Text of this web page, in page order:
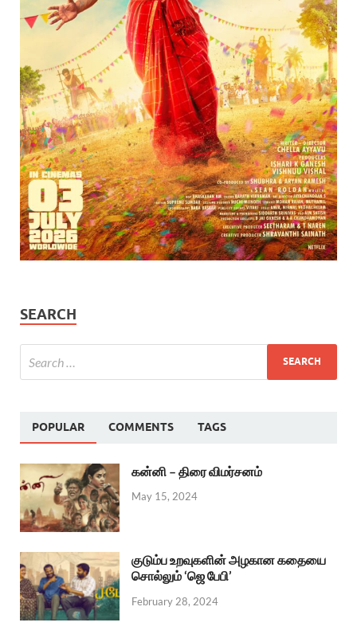
SEARCH
POPULAR COMMENTS TAGS
கன்னி – திரை விமர்சனம்
May 15, 2024
குடும்ப உறவுகளின் அழகான கதையை
சொல்லும் ‘ஜெ பேபி’
February 28, 2024